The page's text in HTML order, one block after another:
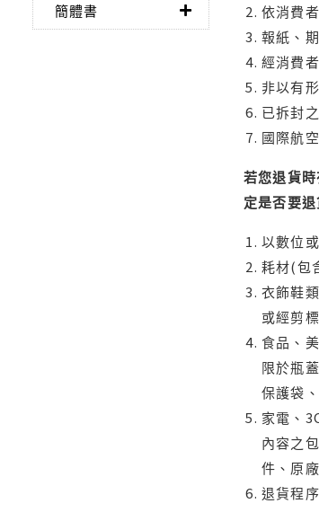
簡體書
依消費
報紙、
經消費
非以有
已拆封
國際航
若您退貨
定是否要退
以數位
耗材(包
衣飾鞋
或經剪
食品、
限於瓶
保護袋
家電、
內容之
件、原
退貨程